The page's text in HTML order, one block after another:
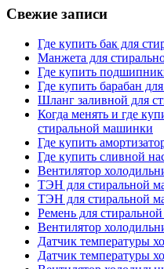
Свежие записи
Где купить бак для
Манжета для
Где купить
Где купить барабан
Шланг заливной для
Когда менять и где
стиральной машинки
Где купить
Где купить сливной
Вентилятор
ТЭН для стиральной
ТЭН для стиральной
Ремень для
Вентилятор
Датчик температуры
Датчик температуры